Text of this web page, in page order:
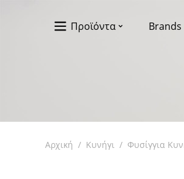
Προϊόντα Brands
Αρχική / Κυνήγι / Φυσίγγια